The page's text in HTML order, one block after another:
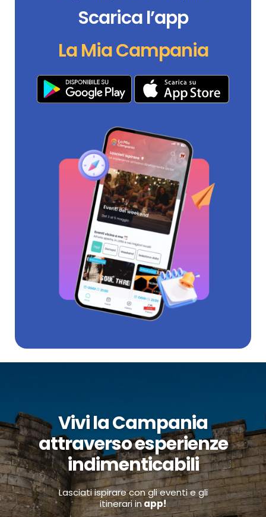
Scarica l’app
La Mia Campania
Vivi la Campania
attraverso esperienze
indimenticabili
Lasciati ispirare con gli eventi e gli
itinerari inapp!